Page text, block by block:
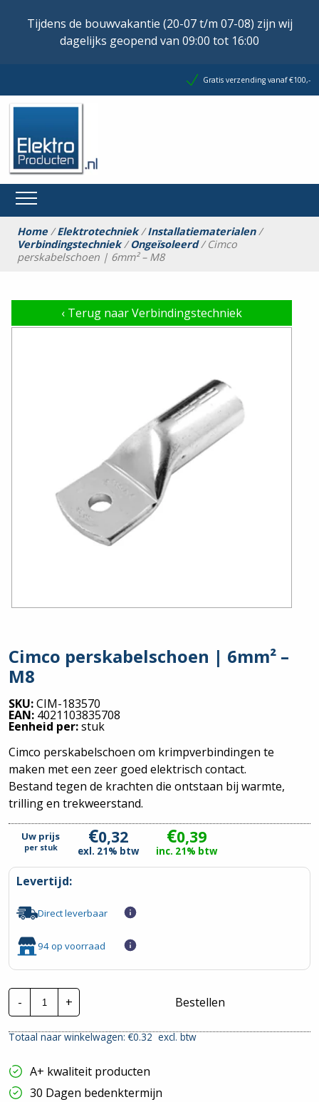
Tijdens de bouwvakantie (20-07 t/m 07-08) zijn wij
dagelijks geopend van 09:00 tot 16:00
Gratis verzending vanaf €100,-
Home/Elektrotechniek/Installatiematerialen/
Verbindingstechniek/Ongeïsoleerd/ Cimco
perskabelschoen | 6mm² – M8
‹ Terug naar Verbindingstechniek
Cimco perskabelschoen | 6mm² –
M8
SKU:CIM-183570
EAN: 4021103835708
Eenheid per:stuk
Cimco perskabelschoen om krimpverbindingen te
maken met een zeer goed elektrisch contact.
Bestand tegen de krachten die ontstaan bij warmte,
trilling en trekweerstand.
Uw prijs
per stuk €0,32
exl. 21% btw
€0,39
inc. 21% btw
Levertijd:
Direct leverbaar
94 op voorraad
-
Cimco
perskabelschoen
|
-
hoeveelheid
+ Bestellen
Totaal naar winkelwagen: €0.32excl. btw
A+ kwaliteit producten
30 Dagen bedenktermijn